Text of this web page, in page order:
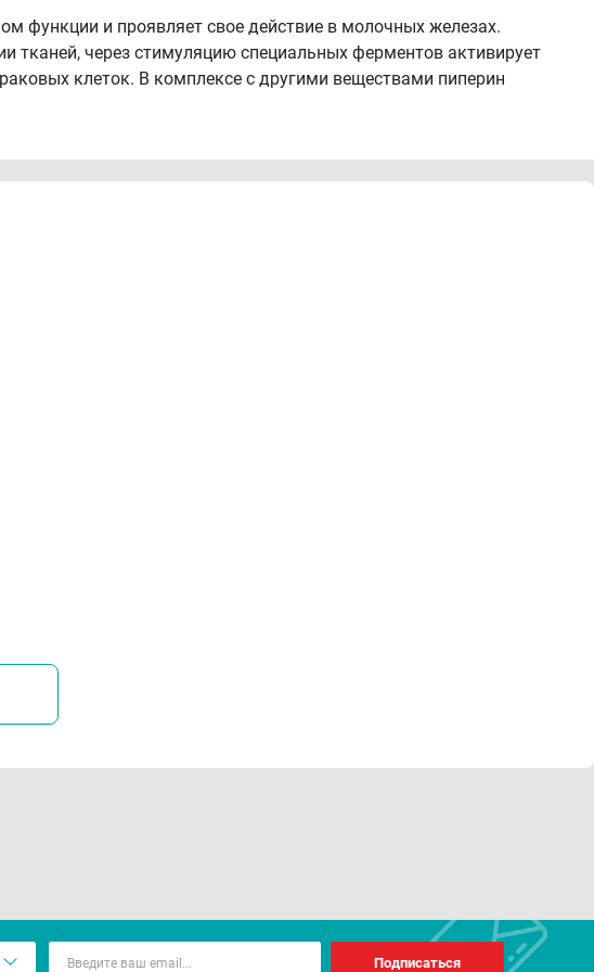
функции и проявляет свое действие в молочных железах.
тканей, через стимуляцию специальных ферментов активирует
клеток. В комплексе с другими веществами пиперин
Не содержит лактозу. Препарат подходит для вегетарианцев.
активную форму индола, который способствует: снижению
репродуктивной системы; улучшению метаболизма
здоровья предстательной железы; стимуляции
проблемной кожи
капсулы: гидроксипропилметилцеллюлоза (загуститель);
стеарат кальция и стеариновая кислота (агенты
Подписаться